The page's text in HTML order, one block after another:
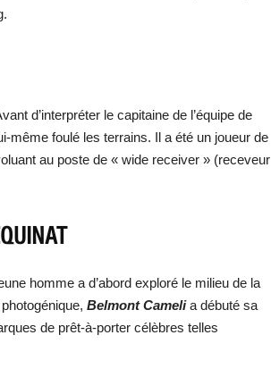
d’interpréter le capitaine de l’équipe de
même foulé les terrains. Il a été un joueur de
au poste de « wide receiver » (receveur
homme a d’abord exploré le milieu de la
Belmont Camelia débuté sa
de prêt-à-porter célèbres telles